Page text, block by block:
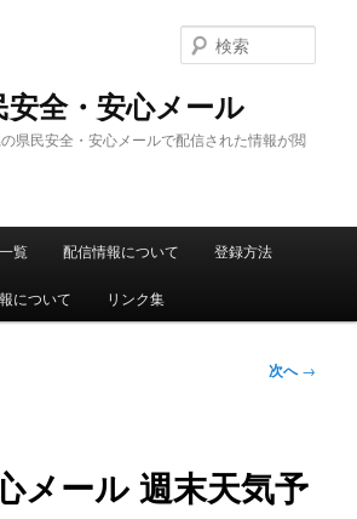
安全・安心メール
県民安全・安心メールで配信された情報が閲
索
覧 配信情報について 登録方法
について リンク集
次へ→
メール 週末天気予